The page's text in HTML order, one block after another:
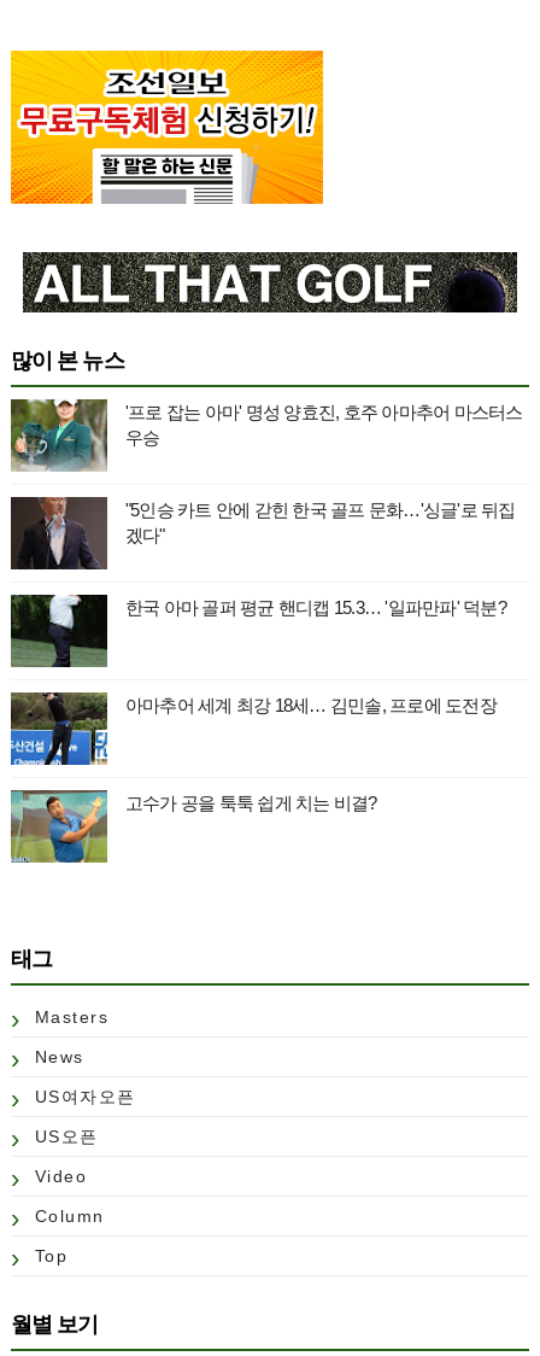
많이 본 뉴스
'프로 잡는 아마' 명성 양효진, 호주 아마추어 마스터스
우승
"5인승 카트 안에 갇힌 한국 골프 문화…'싱글'로 뒤집
겠다"
한국 아마 골퍼 평균 핸디캡 15.3… '일파만파' 덕분?
아마추어 세계 최강 18세… 김민솔, 프로에 도전장
고수가 공을 툭툭 쉽게 치는 비결?
태그
Masters
News
US여자오픈
US오픈
Video
Column
Top
월별 보기